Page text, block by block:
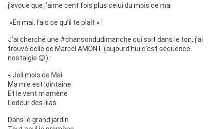
j’avoue que j’aime cent fois plus celui du mois de mai
»En mai, fais ce qu’il te plaît » !
J’ai cherché une #chansondudimanche qui soit dans le ton, j’ai
trouvé celle de Marcel AMONT (aujourd’hui c’est séquence
nostalgie 😉) :
« Joli mois de Mai
Ma mie est lointaine
Et le vent m'amène
L'odeur des lilas
Dans le grand jardin